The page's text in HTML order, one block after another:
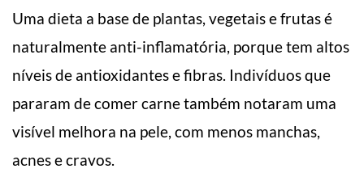
Uma dieta a base de plantas, vegetais e frutas é
naturalmente anti-inflamatória, porque tem altos
níveis de antioxidantes e fibras. Indivíduos que
pararam de comer carne também notaram uma
visível melhora na pele, com menos manchas,
acnes e cravos.